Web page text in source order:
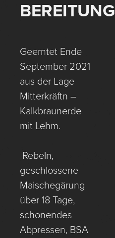
BEREITUNG
Geerntet Ende
September 2021
aus der Lage
Mitterkräftn –
Kalkbraunerde
mit Lehm.
Rebeln,
geschlossene
Maischegärung
über 18 Tage,
schonendes
Abpressen, BSA